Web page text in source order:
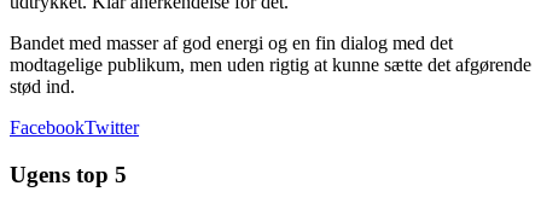
Bandet med masser af god energi og en fin dialog med det
modtagelige publikum, men uden rigtig at kunne sætte det afgørende
stød ind.
FacebookTwitter
Ugens top 5